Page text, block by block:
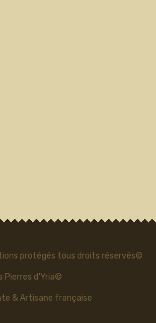
protégés tous droits réservés©
Pierres d'Yria©
& Artisane française